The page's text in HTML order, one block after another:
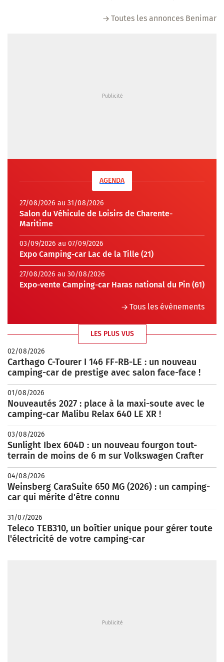
Toutes les annonces Benimar
AGENDA
27/08/2026 au 31/08/2026
Salon du Véhicule de Loisirs de Charente-
Maritime
03/09/2026 au 07/09/2026
Expo Camping-car Lac de la Tille (21)
27/08/2026 au 30/08/2026
Expo-vente Camping-car Haras national du Pin (61)
Tous les évènements
LES PLUS VUS
02/08/2026
Carthago C-Tourer I 146 FF-RB-LE : un nouveau
camping-car de prestige avec salon face-face !
01/08/2026
Nouveautés 2027 : place à la maxi-soute avec le
camping-car Malibu Relax 640 LE XR !
03/08/2026
Sunlight Ibex 604D : un nouveau fourgon tout-
terrain de moins de 6 m sur Volkswagen Crafter
04/08/2026
Weinsberg CaraSuite 650 MG (2026) : un camping-
car qui mérite d'être connu
31/07/2026
Teleco TEB310, un boîtier unique pour gérer toute
l'électricité de votre camping-car